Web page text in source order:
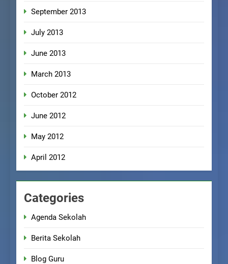
September 2013
July 2013
June 2013
March 2013
October 2012
June 2012
May 2012
April 2012
Categories
Agenda Sekolah
Berita Sekolah
Blog Guru